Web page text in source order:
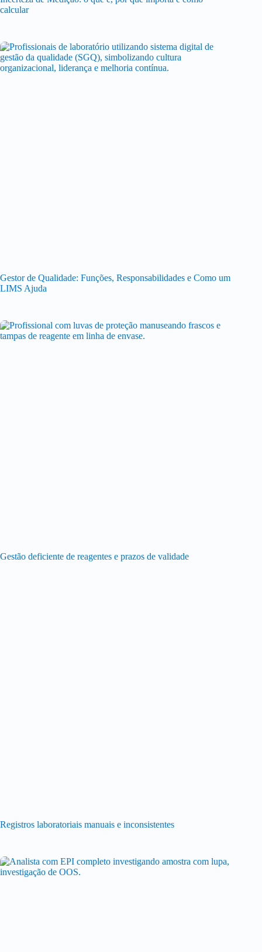
calcular
Gestor de Qualidade: Funções, Responsabilidades e Como um
LIMS Ajuda
Gestão deficiente de reagentes e prazos de validade
Registros laboratoriais manuais e inconsistentes